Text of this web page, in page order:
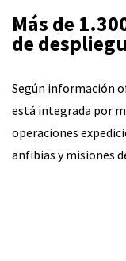
Más de
de
Según información
está integrada por
operaciones
anfibias y misiones